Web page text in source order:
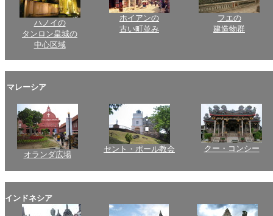
ハノイの
タンロン皇城の
中心区域
ホイアンの
古い町並み
フエの
建造物群
マレーシア
オランダ広場
セント・ポール教会 クー・コンシー
インドネシア